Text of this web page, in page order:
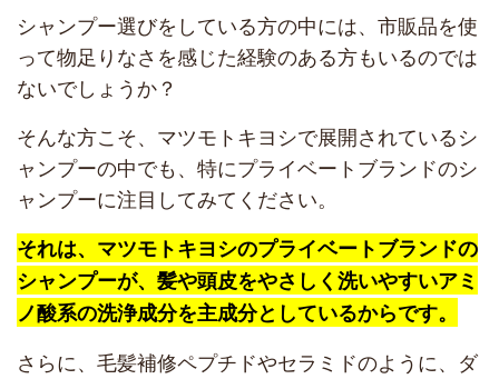
シャンプー選びをしている方の中には、市販品を使
って物足りなさを感じた経験のある方もいるのでは
ないでしょうか？
そんな方こそ、マツモトキヨシで展開されているシ
ャンプーの中でも、特にプライベートブランドのシ
ャンプーに注目してみてください。
それは、マツモトキヨシのプライベートブランドの
シャンプーが、髪や頭皮をやさしく洗いやすいアミ
ノ酸系の洗浄成分を主成分としているからです。
さらに、毛髪補修ペプチドやセラミドのように、ダ